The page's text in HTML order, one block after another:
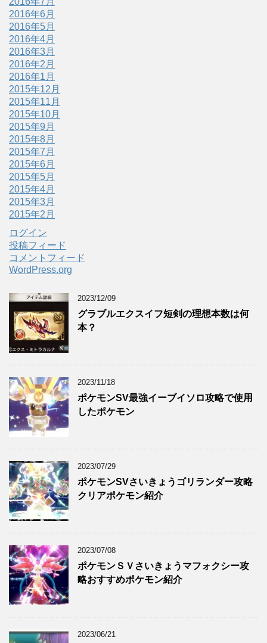
2016年6月
2016年5月
2016年4月
2016年3月
2016年2月
2016年1月
2015年12月
2015年11月
2015年10月
2015年9月
2015年8月
2015年7月
2015年6月
2015年5月
2015年4月
2015年3月
2015年2月
ログイン
投稿フィード
コメントフィード
WordPress.org
2023/12/09
グラブルエクスイフ短剣の理想本数は何
本？
2023/11/18
ポケモンSV最強イーブイソロ攻略で使用
したポケモン
2023/07/29
ポケモンSVさいきょうゴリランダー攻略
クリアポケモン紹介
2023/07/08
ポケモンＳＶさいきょうマフォクシー攻
略おすすめポケモン紹介
2023/06/21